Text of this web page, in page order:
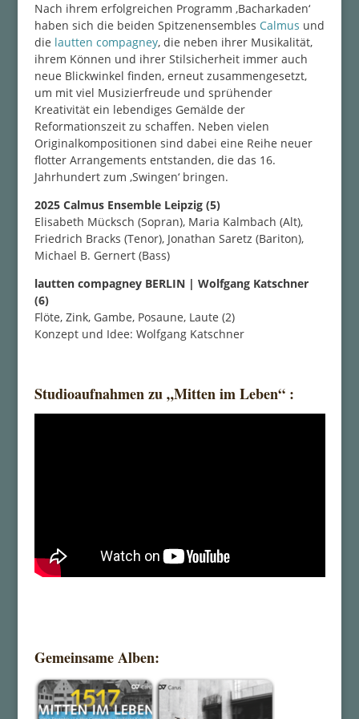
Nach ihrem erfolgreichen Programm ‚Bacharkaden‘
haben sich die beiden Spitzenensembles Calmus und
die lautten compagney, die neben ihrer Musikalität,
ihrem Können und ihrer Stilsicherheit immer auch
neue Blickwinkel finden, erneut zusammengesetzt,
um mit viel Musizierfreude und sprühender
Kreativität ein lebendiges Gemälde der
Reformationszeit zu schaffen. Neben vielen
Originalkompositionen sind dabei eine Reihe neuer
flotter Arrangements entstanden, die das 16.
Jahrhundert zum ‚Swingen‘ bringen.
2025 Calmus Ensemble Leipzig (5)
Elisabeth Mücksch (Sopran), Maria Kalmbach (Alt),
Friedrich Bracks (Tenor), Jonathan Saretz (Bariton),
Michael B. Gernert (Bass)
lautten compagney BERLIN | Wolfgang Katschner
(6)
Flöte, Zink, Gambe, Posaune, Laute (2)
Konzept und Idee: Wolfgang Katschner
Studioaufnahmen zu „Mitten im Leben“ :
Gemeinsame Alben: